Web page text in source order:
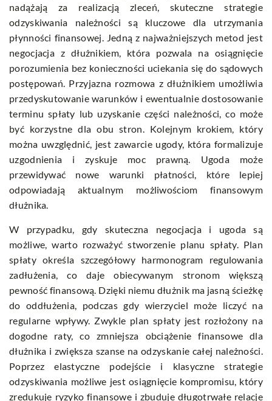
nadążają za realizacją zleceń, skuteczne strategie
odzyskiwania należności są kluczowe dla utrzymania
płynności finansowej. Jedną z najważniejszych metod jest
negocjacja z dłużnikiem, która pozwala na osiągnięcie
porozumienia bez konieczności uciekania się do sądowych
postępowań. Przyjazna rozmowa z dłużnikiem umożliwia
przedyskutowanie warunków i ewentualnie dostosowanie
terminu spłaty lub uzyskanie części należności, co może
być korzystne dla obu stron. Kolejnym krokiem, który
można uwzględnić, jest zawarcie ugody, która formalizuje
uzgodnienia i zyskuje moc prawną. Ugoda może
przewidywać nowe warunki płatności, które lepiej
odpowiadają aktualnym możliwościom finansowym
dłużnika.
W przypadku, gdy skuteczna negocjacja i ugoda są
możliwe, warto rozważyć stworzenie planu spłaty. Plan
spłaty określa szczegółowy harmonogram regulowania
zadłużenia, co daje obiecywanym stronom większą
pewność finansową. Dzięki niemu dłużnik ma jasną ścieżkę
do oddłużenia, podczas gdy wierzyciel może liczyć na
regularne wpływy. Zwykle plan spłaty jest rozłożony na
dogodne raty, co zmniejsza obciążenie finansowe dla
dłużnika i zwiększa szanse na odzyskanie całej należności.
Poprzez elastyczne podejście i klasyczne strategie
odzyskiwania możliwe jest osiągnięcie kompromisu, który
zredukuje ryzyko finansowe i zbuduje długotrwałe relacje